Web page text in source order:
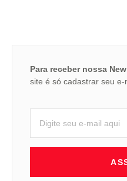
Para receber nossa
site é só cadastrar seu